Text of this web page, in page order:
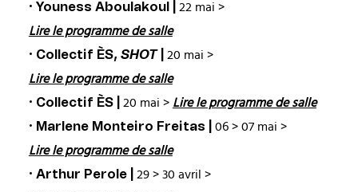
· Youness Aboulakoul |
22 mai >
Lire le programme de salle
· Collectif ÈS, SHOT|
20 mai >
Lire le programme de salle
· Collectif ÈS |
20 mai > Lire le programme de salle
· Marlene Monteiro Freitas |
06 > 07 mai >
Lire le programme de salle
· Arthur Perole |
29 > 30 avril >